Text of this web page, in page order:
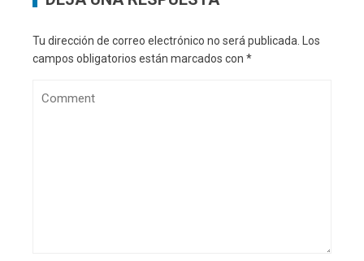
Tu dirección de correo electrónico no será publicada. Los
campos obligatorios están marcados con *